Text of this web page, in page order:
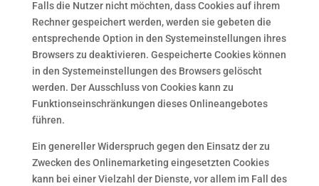
Falls die Nutzer nicht möchten, dass Cookies auf ihrem
Rechner gespeichert werden, werden sie gebeten die
entsprechende Option in den Systemeinstellungen ihres
Browsers zu deaktivieren. Gespeicherte Cookies können
in den Systemeinstellungen des Browsers gelöscht
werden. Der Ausschluss von Cookies kann zu
Funktionseinschränkungen dieses Onlineangebotes
führen.
Ein genereller Widerspruch gegen den Einsatz der zu
Zwecken des Onlinemarketing eingesetzten Cookies
kann bei einer Vielzahl der Dienste, vor allem im Fall des